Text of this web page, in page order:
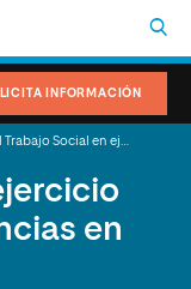
INFORMACIÓN
en